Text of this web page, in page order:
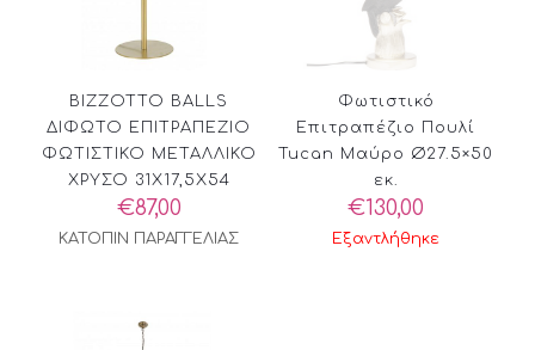
BIZZOTTO BALLS
ΔΙΦΩΤΟ ΕΠΙΤΡΑΠΕΖΙΟ
ΦΩΤΙΣΤΙΚΟ ΜΕΤΑΛΛΙΚΟ
ΧΡΥΣΟ 31X17,5X54
€87,00
ΚΑΤΟΠΙΝ ΠΑΡΑΓΓΕΛΙΑΣ
Φωτιστικό
Επιτραπέζιο Πουλί
Tucan Μαύρο Ø27.5×50
εκ.
€130,00
Εξαντλήθηκε